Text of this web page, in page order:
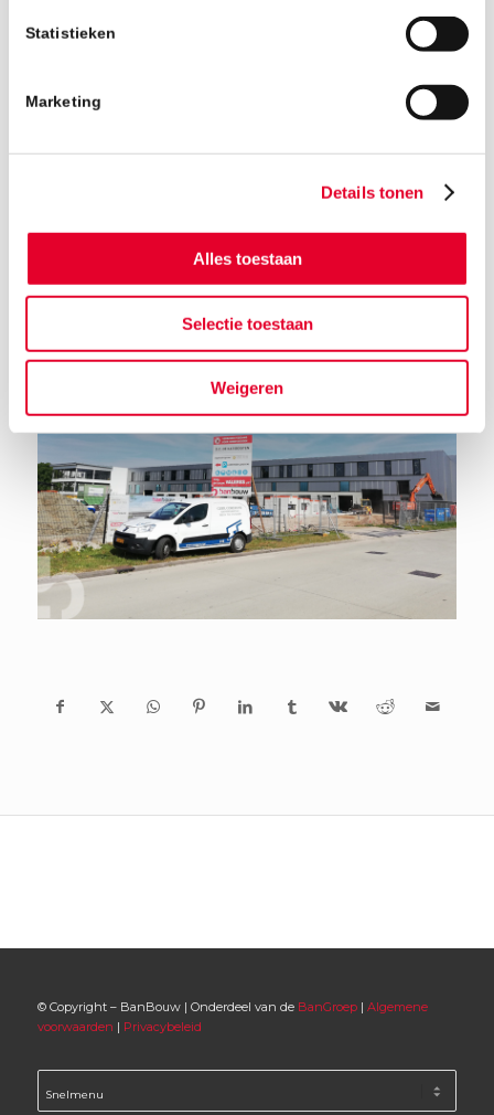
Statistieken
Marketing
Details tonen
Alles toestaan
Selectie toestaan
Weigeren
© Copyright – BanBouw | Onderdeel van de BanGroep| Algemene
voorwaarden | Privacybeleid